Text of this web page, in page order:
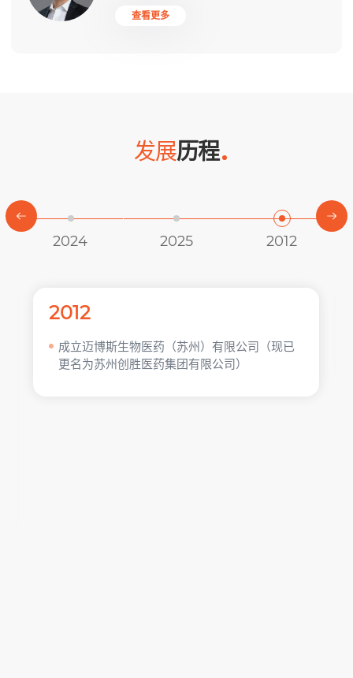
查看更多
发展历程
2024 2025 2012
2012
成立迈博斯生物医药（苏州）有限公司（现已
更名为苏州创胜医药集团有限公司）